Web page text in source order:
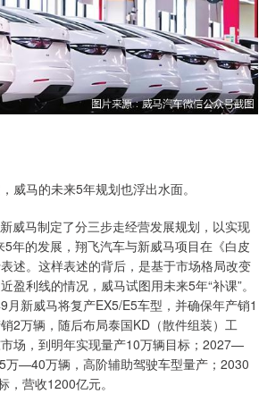
马的未来5年规划也浮出水面。
马制定了分三步走经营发展规划，以实现
5年的发展，翔飞汽车与新威马项目在《白皮
述。这样表述的背后，是基于市场格局改变
盈利线的情况，威马试图用未来5年“补课”。
月新威马将复产EX5/E5车型，并确保年产销1
2万辆，随后布局泰国KD（散件组装）工
场，到明年实现量产10万辆目标；2027—
万—40万辆，高阶辅助驾驶车型量产；2030
，营收1200亿元。